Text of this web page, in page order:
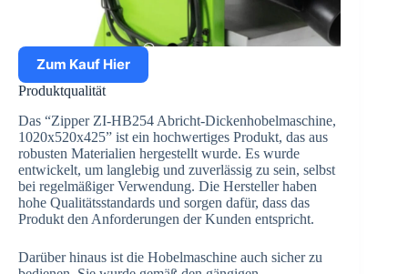
Zum Kauf Hier
Produktqualität
Das “Zipper ZI-HB254 Abricht-Dickenhobelmaschine,
1020x520x425” ist ein hochwertiges Produkt, das aus
robusten Materialien hergestellt wurde. Es wurde
entwickelt, um langlebig und zuverlässig zu sein, selbst
bei regelmäßiger Verwendung. Die Hersteller haben
hohe Qualitätsstandards und sorgen dafür, dass das
Produkt den Anforderungen der Kunden entspricht.
Darüber hinaus ist die Hobelmaschine auch sicher zu